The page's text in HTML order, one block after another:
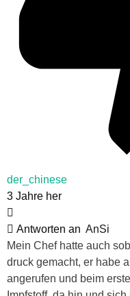
der_chinese
3 Jahre her
Antworten an AnSi
Mein Chef hatte auch
druck gemacht, er habe
angerufen und beim